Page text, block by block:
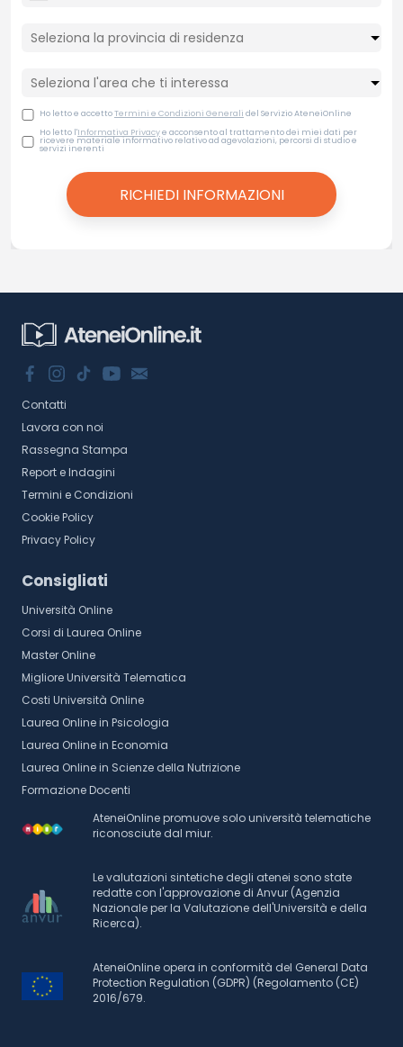
Ho letto e accettoTermini e Condizioni Generali del Servizio AteneiOnline
Ho letto l'Informativa Privacye acconsento al trattamento dei miei dati per
ricevere materiale informativo relativo ad agevolazioni, percorsi di studio e
servizi inerenti
Contatti
Lavora con noi
Rassegna Stampa
Report e Indagini
Termini e Condizioni
Cookie Policy
Privacy Policy
Consigliati
Università Online
Corsi di Laurea Online
Master Online
Migliore Università Telematica
Costi Università Online
Laurea Online in Psicologia
Laurea Online in Economia
Laurea Online in Scienze della Nutrizione
Formazione Docenti
AteneiOnline promuove solo università telematiche
riconosciute dal miur.
Le valutazioni sintetiche degli atenei sono state
redatte con l'approvazione di Anvur (Agenzia
Nazionale per la Valutazione dell'Università e della
Ricerca).
AteneiOnline opera in conformità del General Data
Protection Regulation (GDPR) (Regolamento (CE)
2016/679.